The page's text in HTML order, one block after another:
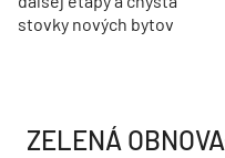
stovky nových bytov
ZELENÁ OBNOVA